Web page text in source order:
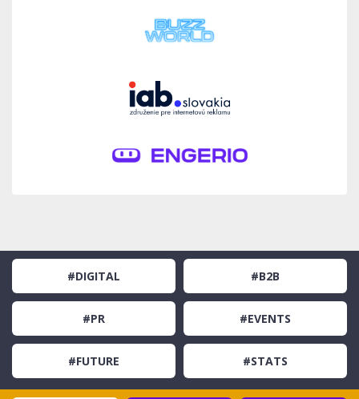
#DIGITAL #B2B
#PR #EVENTS
#FUTURE #STATS